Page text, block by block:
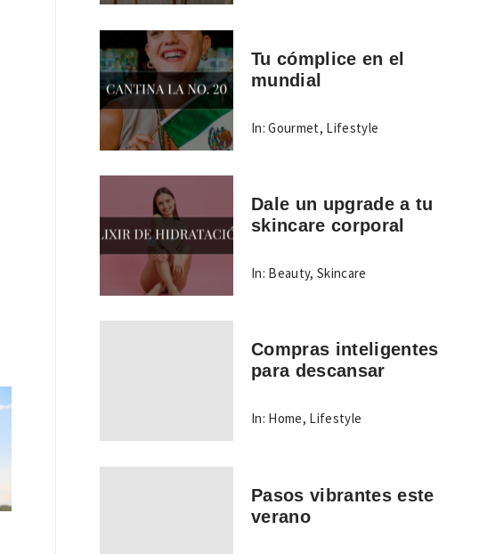
Tu cómplice en el
mundial
In: Gourmet, Lifestyle
Dale un upgrade a tu
skincare corporal
In: Beauty,Skincare
Compras inteligentes
para descansar
In: Home, Lifestyle
Pasos vibrantes este
verano